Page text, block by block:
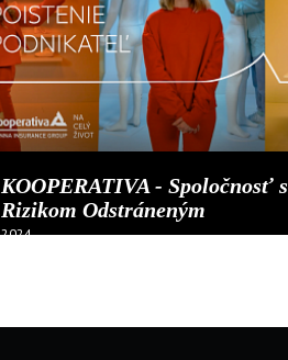
KOOPERATIVA - Spoločnosť s
Rizikom Odstráneným
2024